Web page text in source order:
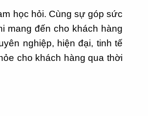
học hỏi. Cùng sự góp sức
mang đến cho khách hàng
nghiệp, hiện đại, tinh tế
cho khách hàng qua thời